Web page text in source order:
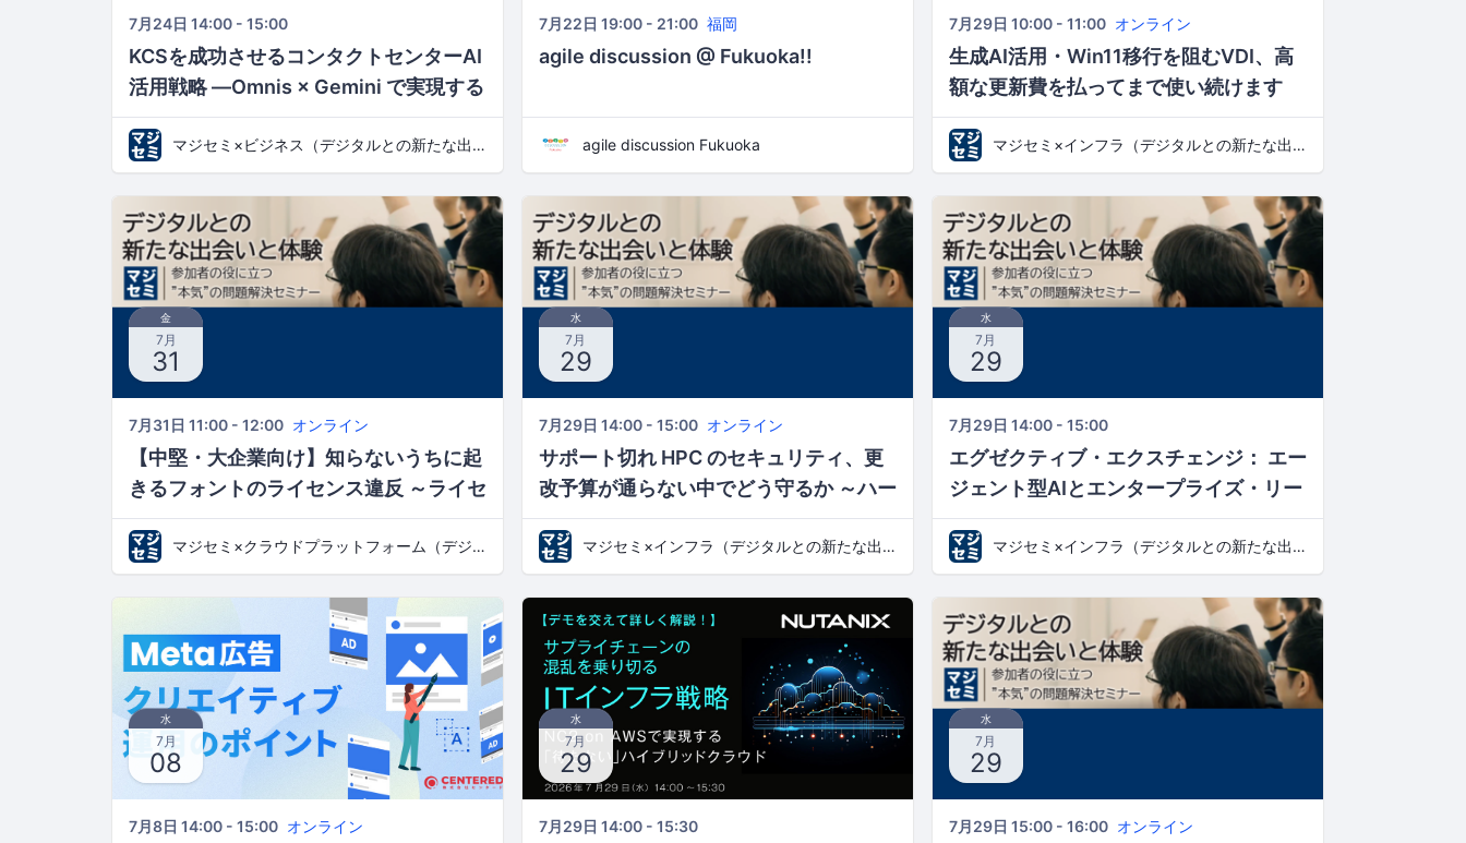
7月24日 14:00 - 15:00
KCSを成功させるコンタクトセンターAI
活用戦略 ―Omnis × Gemini で実現する
「磨き続けるFAQ」―
マジセミ×ビジネス（デジタルとの新たな出会いと体験）
7月22日 19:00 - 21:00 福岡
agile discussion @ Fukuoka!!
agile discussion Fukuoka
7月29日 10:00 - 11:00 オンライン
生成AI活用・Win11移行を阻むVDI、高
額な更新費を払ってまで使い続けます
か？ ～情報漏洩対策を維持したまま、コ
ストと操作性を見直す新たなPC環境へ
～
マジセミ×インフラ（デジタルとの新たな出会いと体験）
金
7月
31
7月31日 11:00 - 12:00 オンライン
【中堅・大企業向け】知らないうちに起
きるフォントのライセンス違反 ～ライセ
ンスの種類・利用範囲を踏まえ、ガバナ
ンス不全を防ぐフォント管理とは～
マジセミ×クラウドプラットフォーム（デジタルとの新たな出会いと体験）
水
7月
29
7月29日 14:00 - 15:00 オンライン
サポート切れ HPC のセキュリティ、更
改予算が通らない中でどう守るか ～ハー
ドは第三者保守で延命、OS・認証・ジ
ョブ管理を刷新して脆弱性を塞ぐ～
マジセミ×インフラ（デジタルとの新たな出会いと体験）
水
7月
29
7月29日 14:00 - 15:00
エグゼクティブ・エクスチェンジ： エー
ジェント型AIとエンタープライズ・リー
ダーシップの未来
マジセミ×インフラ（デジタルとの新たな出会いと体験）
水
7月
08
7月8日 14:00 - 15:00 オンライン
水
7月
29
7月29日 14:00 - 15:30
水
7月
29
7月29日 15:00 - 16:00 オンライン